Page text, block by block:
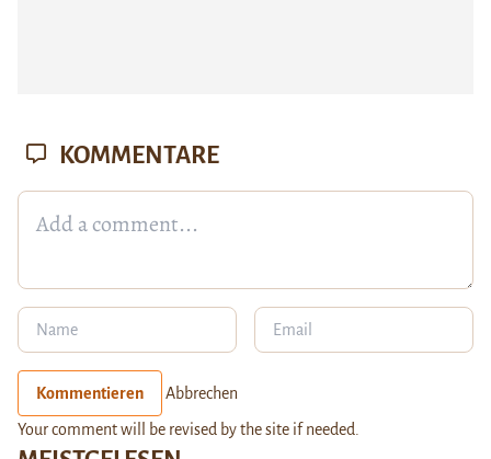
KOMMENTARE
Kommentieren Abbrechen
Your comment will be revised by the site if needed.